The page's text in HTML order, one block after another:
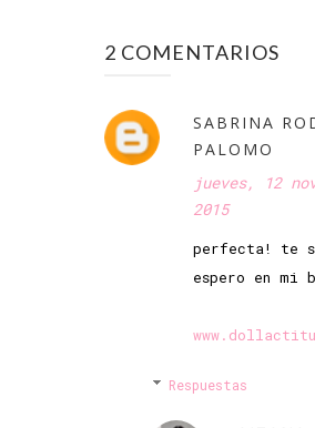
2 COMENTARIOS
SABRINA
PALOMO
jueves, 12
2015
perfecta! te
espero en mi
Respuestas